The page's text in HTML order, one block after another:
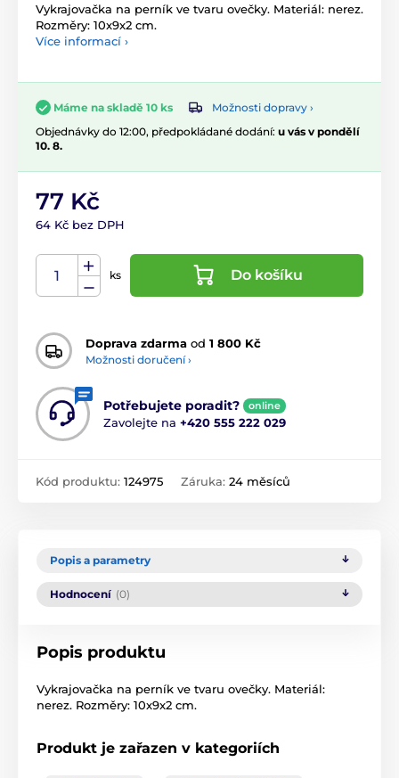
Vykrajovačka na perník ve tvaru ovečky. Materiál: nerez.
Rozměry: 10x9x2 cm.
Více informací ›
Máme na skladě 10 ks
Možnosti dopravy ›
Objednávky do 12:00, předpokládané dodání: u vás v pondělí
10. 8.
77 Kč
64 Kč bez DPH
ks Do košíku
Doprava zdarma od 1 800 Kč
Možnosti doručení ›
Potřebujete poradit? online
Zavolejte na +420 555 222 029
Kód produktu: 124975 Záruka: 24 měsíců
Popis a parametry
Hodnocení (0)
Popis produktu
Vykrajovačka na perník ve tvaru ovečky. Materiál:
nerez. Rozměry: 10x9x2 cm.
Produkt je zařazen v kategoriích